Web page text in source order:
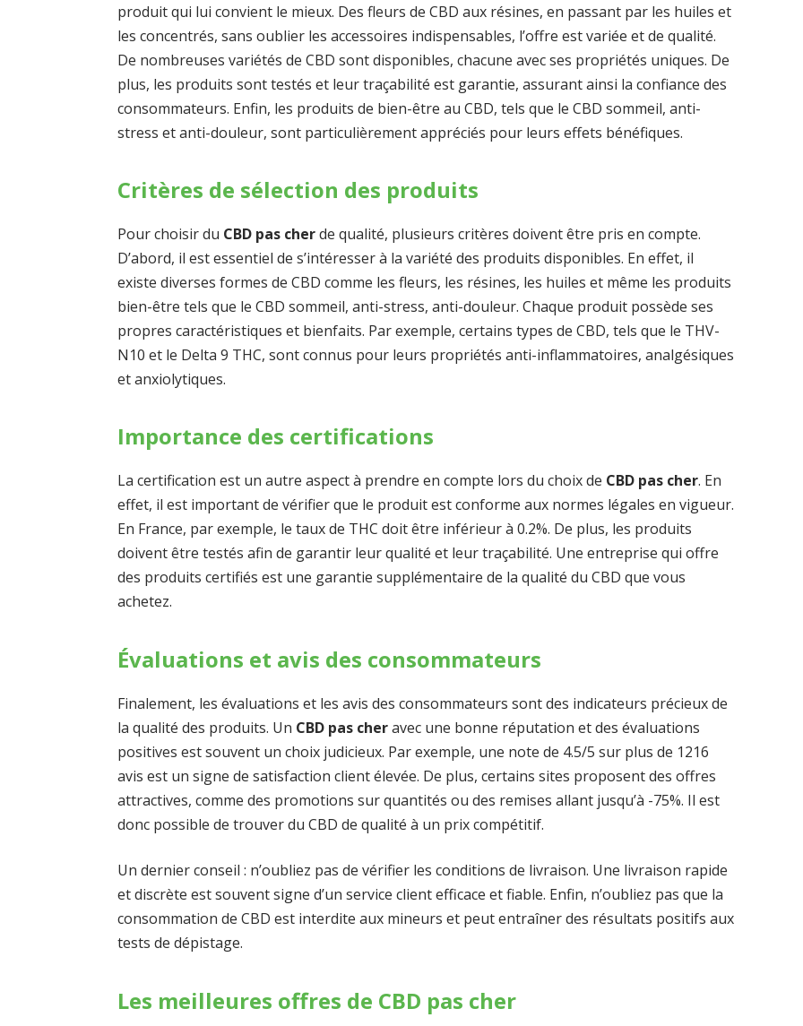
produit qui lui convient le mieux. Des fleurs de CBD aux résines, en passant par les huiles et
les concentrés, sans oublier les accessoires indispensables, l’offre est variée et de qualité.
De nombreuses variétés de CBD sont disponibles, chacune avec ses propriétés uniques. De
plus, les produits sont testés et leur traçabilité est garantie, assurant ainsi la confiance des
consommateurs. Enfin, les produits de bien-être au CBD, tels que le CBD sommeil, anti-
stress et anti-douleur, sont particulièrement appréciés pour leurs effets bénéfiques.
Critères de sélection des produits
Pour choisir du CBD pas cherde qualité, plusieurs critères doivent être pris en compte.
D’abord, il est essentiel de s’intéresser à la variété des produits disponibles. En effet, il
existe diverses formes de CBD comme les fleurs, les résines, les huiles et même les produits
bien-être tels que le CBD sommeil, anti-stress, anti-douleur. Chaque produit possède ses
propres caractéristiques et bienfaits. Par exemple, certains types de CBD, tels que le THV-
N10 et le Delta 9 THC, sont connus pour leurs propriétés anti-inflammatoires, analgésiques
et anxiolytiques.
Importance des certifications
La certification est un autre aspect à prendre en compte lors du choix de CBD pas cher. En
effet, il est important de vérifier que le produit est conforme aux normes légales en vigueur.
En France, par exemple, le taux de THC doit être inférieur à 0.2%. De plus, les produits
doivent être testés afin de garantir leur qualité et leur traçabilité. Une entreprise qui offre
des produits certifiés est une garantie supplémentaire de la qualité du CBD que vous
achetez.
Évaluations et avis des consommateurs
Finalement, les évaluations et les avis des consommateurs sont des indicateurs précieux de
la qualité des produits. Un CBD pas cheravec une bonne réputation et des évaluations
positives est souvent un choix judicieux. Par exemple, une note de 4.5/5 sur plus de 1216
avis est un signe de satisfaction client élevée. De plus, certains sites proposent des offres
attractives, comme des promotions sur quantités ou des remises allant jusqu’à -75%. Il est
donc possible de trouver du CBD de qualité à un prix compétitif.
Un dernier conseil : n’oubliez pas de vérifier les conditions de livraison. Une livraison rapide
et discrète est souvent signe d’un service client efficace et fiable. Enfin, n’oubliez pas que la
consommation de CBD est interdite aux mineurs et peut entraîner des résultats positifs aux
tests de dépistage.
Les meilleures offres de CBD pas cher